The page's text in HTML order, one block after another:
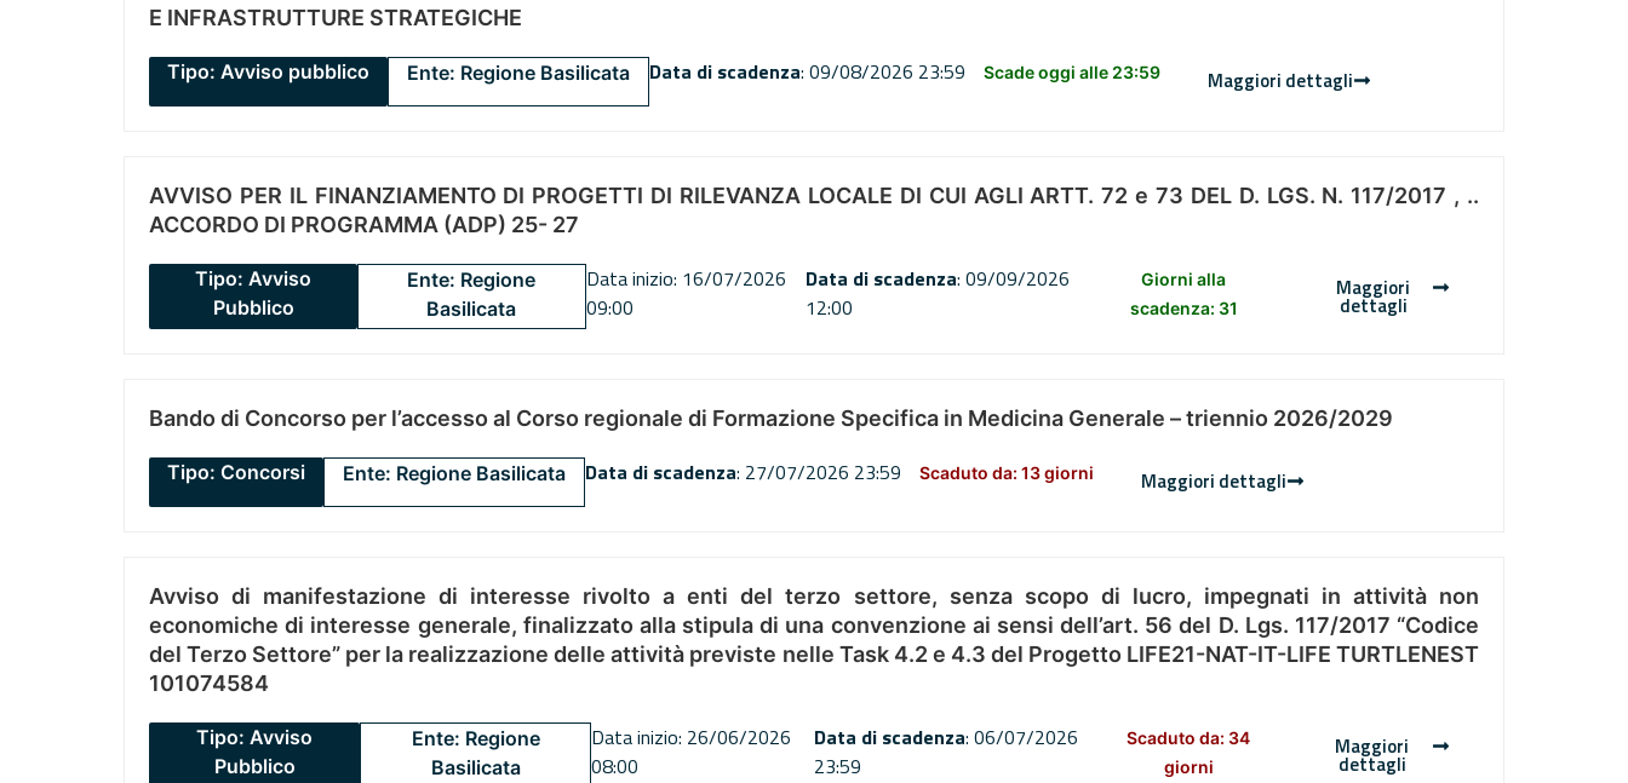
E INFRASTRUTTURE STRATEGICHE
Tipo: Avviso pubblico Ente: Regione Basilicata Data di scadenza: 09/08/2026 23:59 Scade oggi alle 23:59 Maggiori dettagli
AVVISO PER IL FINANZIAMENTO DI PROGETTI DI RILEVANZA LOCALE DI CUI AGLI ARTT. 72 e 73 DEL D. LGS. N. 117/2017 , ..
ACCORDO DI PROGRAMMA (ADP) 25- 27
Tipo: Avviso
Pubblico
Ente: Regione
Basilicata
Data inizio: 16/07/2026
09:00
Data di scadenza: 09/09/2026
12:00
Giorni alla
scadenza: 31
Maggiori
dettagli
Bando di Concorso per l’accesso al Corso regionale di Formazione Specifica in Medicina Generale – triennio 2026/2029
Tipo: Concorsi Ente: Regione Basilicata Data di scadenza: 27/07/2026 23:59 Scaduto da: 13 giorni Maggiori dettagli
Avviso di manifestazione di interesse rivolto a enti del terzo settore, senza scopo di lucro, impegnati in attività non
economiche di interesse generale, finalizzato alla stipula di una convenzione ai sensi dell’art. 56 del D. Lgs. 117/2017 “Codice
del Terzo Settore” per la realizzazione delle attività previste nelle Task 4.2 e 4.3 del Progetto LIFE21-NAT-IT-LIFE TURTLENEST
101074584
Tipo: Avviso
Pubblico
Ente: Regione
Basilicata
Data inizio: 26/06/2026
08:00
Data di scadenza: 06/07/2026
23:59
Scaduto da: 34
giorni
Maggiori
dettagli